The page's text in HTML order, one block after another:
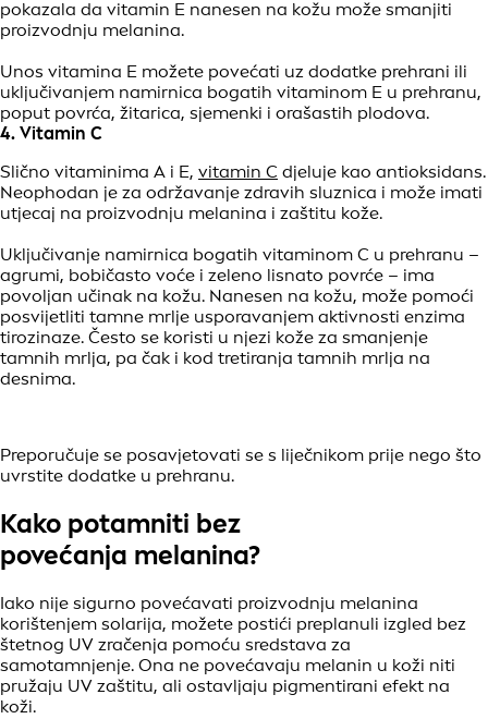
pokazala da vitamin E nanesen na kožu može smanjiti
proizvodnju melanina.
Unos vitamina E možete povećati uz dodatke prehrani ili
uključivanjem namirnica bogatih vitaminom E u prehranu,
poput povrća, žitarica, sjemenki i orašastih plodova.
4. Vitamin C
Slično vitaminima A i E, vitamin C djeluje kao antioksidans.
Neophodan je za održavanje zdravih sluznica i može imati
utjecaj na proizvodnju melanina i zaštitu kože.
Uključivanje namirnica bogatih vitaminom C u prehranu –
agrumi, bobičasto voće i zeleno lisnato povrće – ima
povoljan učinak na kožu. Nanesen na kožu, može pomoći
posvijetliti tamne mrlje usporavanjem aktivnosti enzima
tirozinaze. Često se koristi u njezi kože za smanjenje
tamnih mrlja, pa čak i kod tretiranja tamnih mrlja na
desnima.
Preporučuje se posavjetovati se s liječnikom prije nego što
uvrstite dodatke u prehranu.
Kako potamniti bez
povećanja melanina?
Iako nije sigurno povećavati proizvodnju melanina
korištenjem solarija, možete postići preplanuli izgled bez
štetnog UV zračenja pomoću sredstava za
samotamnjenje. Ona ne povećavaju melanin u koži niti
pružaju UV zaštitu, ali ostavljaju pigmentirani efekt na
koži.